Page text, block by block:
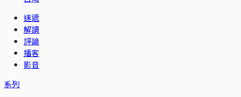
速遞
解讀
評論
播客
影音
系列